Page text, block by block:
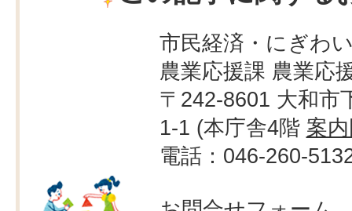
市民経済・にぎわ
農業応援課 農業応
〒242-8601 大和市
1-1 (本庁舎4階 案
電話：046-260-